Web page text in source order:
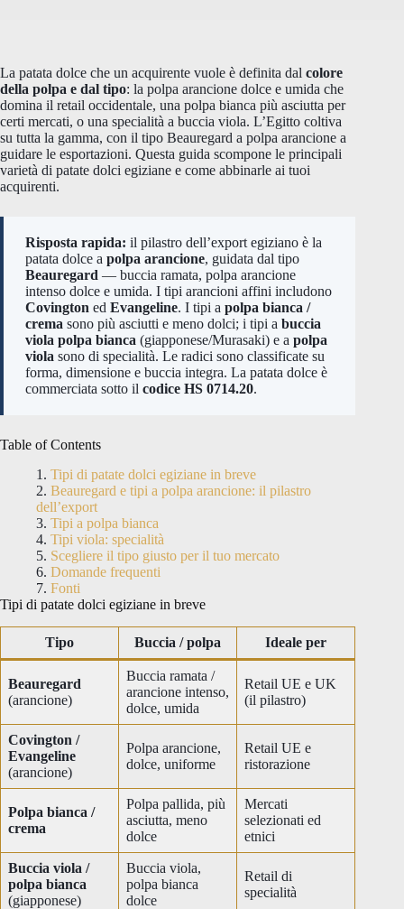
La patata dolce che un acquirente vuole è definita dal colore
della polpa e dal tipo: la polpa arancione dolce e umida che
domina il retail occidentale, una polpa bianca più asciutta per
certi mercati, o una specialità a buccia viola. L’Egitto coltiva
su tutta la gamma, con il tipo Beauregard a polpa arancione a
guidare le esportazioni. Questa guida scompone le principali
varietà di patate dolci egiziane e come abbinarle ai tuoi
acquirenti.
Risposta rapida: il pilastro dell’export egiziano è la
patata dolce a polpa arancione, guidata dal tipo
Beauregard — buccia ramata, polpa arancione
intenso dolce e umida. I tipi arancioni affini includono
Covington ed Evangeline. I tipi a polpa bianca /
crema sono più asciutti e meno dolci; i tipi a buccia
viola polpa bianca (giapponese/Murasaki) e a polpa
viola sono di specialità. Le radici sono classificate su
forma, dimensione e buccia integra. La patata dolce è
commerciata sotto il codice HS 0714.20.
Table of Contents
Tipi di patate dolci egiziane in breve
Beauregard e tipi a polpa arancione: il pilastro
dell’export
Tipi a polpa bianca
Tipi viola: specialità
Scegliere il tipo giusto per il tuo mercato
Domande frequenti
Fonti
Tipi di patate dolci egiziane in breve
Tipo Buccia / polpa Ideale per
Beauregard
(arancione)
Buccia ramata /
arancione intenso,
dolce, umida
Retail UE e UK
(il pilastro)
Covington /
Evangeline
(arancione)
Polpa arancione,
dolce, uniforme
Retail UE e
ristorazione
Polpa bianca /
crema
Polpa pallida, più
asciutta, meno
dolce
Mercati
selezionati ed
etnici
Buccia viola /
polpa bianca
(giapponese)
Buccia viola,
polpa bianca
dolce
Retail di
specialità